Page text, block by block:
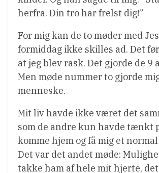
herfra. Din tro har frelst dig!”
For mig kan de to møder med
formiddag ikke skilles ad. Det
at jeg blev rask. Det gjorde de 9
Men møde nummer to gjorde
menneske.
Mit liv havde ikke været det
som de andre kun havde tænkt
komme hjem og få mig et
Det var det andet møde:
takke ham af hele mit hjerte,